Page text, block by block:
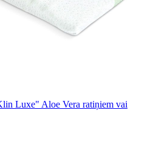
Luxe" Aloe Vera ratiņiem vai